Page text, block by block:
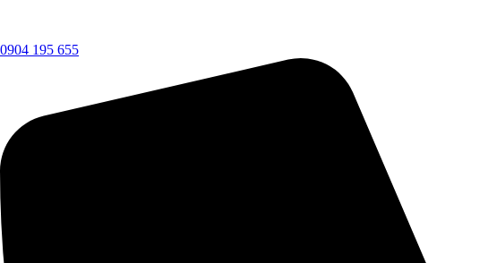
0904 195 655